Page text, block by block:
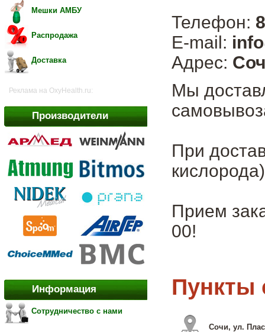
Мешки АМБУ
Распродажа
Доставка
Реклама на OxyHealth.ru:
Производители
Информация
Сотрудничество с нами
Телефон:
E-mail:
Адрес:
Мы
При
Прием
00!
Пункты
Сочи, ул.